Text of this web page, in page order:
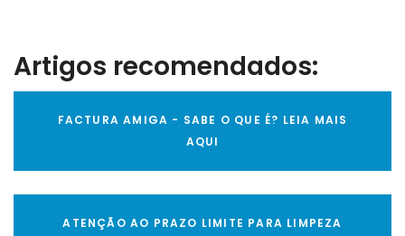
Artigos recomendados:
FACTURA AMIGA - SABE O QUE É? LEIA MAIS
AQUI
ATENÇÃO AO PRAZO LIMITE PARA LIMPEZA